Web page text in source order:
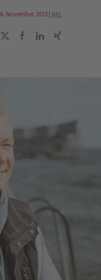
6. November 2023| NKL